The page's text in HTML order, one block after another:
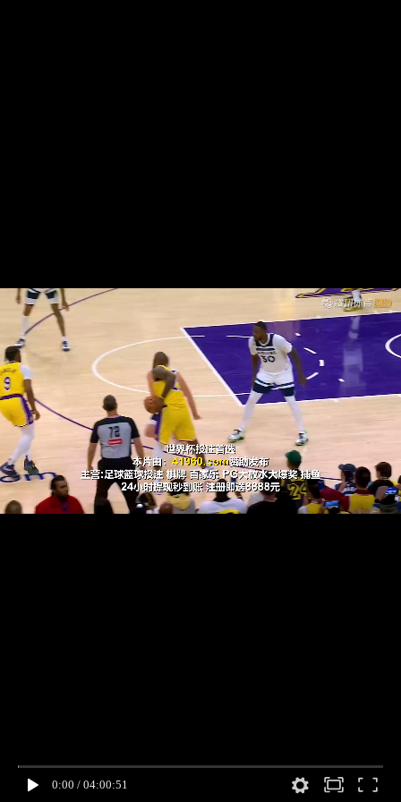
0:00 / 04:00:51